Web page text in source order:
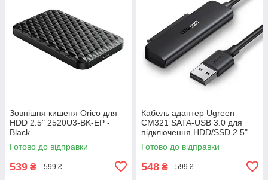
Зовнішня кишеня Orico для
HDD 2.5" 2520U3-BK-EP -
Black
Готово до відправки
539 ₴ 599 ₴
Кабель адаптер Ugreen
CM321 SATA-USB 3.0 для
підключення HDD/SSD 2.5"
дисків - Black
Готово до відправки
548 ₴ 599 ₴